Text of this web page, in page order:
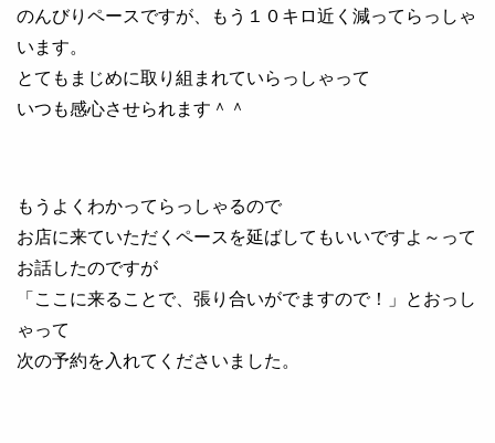
のんびりペースですが、もう１０キロ近く減ってらっしゃ
います。
とてもまじめに取り組まれていらっしゃって
いつも感心させられます＾＾
もうよくわかってらっしゃるので
お店に来ていただくペースを延ばしてもいいですよ～って
お話したのですが
「ここに来ることで、張り合いがでますので！」とおっし
ゃって
次の予約を入れてくださいました。